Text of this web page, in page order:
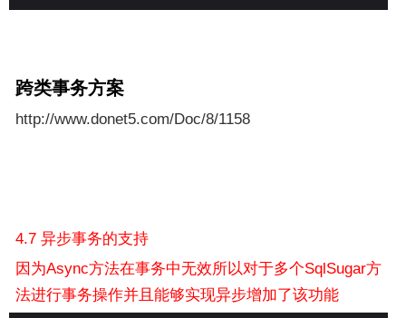
跨类事务方案
http://www.donet5.com/Doc/8/1158
4.7 异步事务的支持
因为Async方法在事务中无效所以对于多个SqlSugar方
法进行事务操作并且能够实现异步增加了该功能